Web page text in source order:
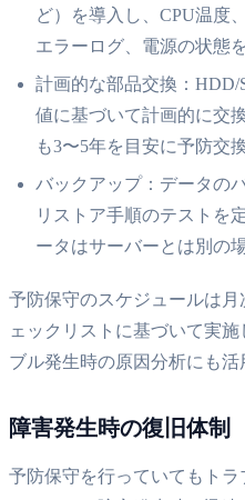
ど）を導入し、CPU温度
エラーログ、電源の状態
計画的な部品交換：HDD/
値に基づいて計画的に交
も3〜5年を目安に予防交
バックアップ：データの
リストア手順のテストを
ータはサーバーとは別の
予防保守のスケジュールは
ェックリストに基づいて実
ブル発生時の原因分析にも活
障害発生時の復旧体制
予防保守を行っていてもト